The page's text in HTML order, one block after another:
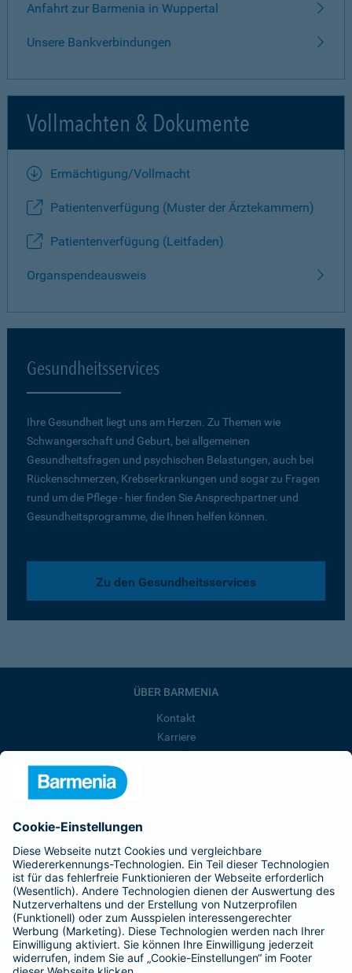
Anfahrt zur Barmenia in Wuppertal
Unsere Bankverbindungen
Vollmachten & Dokumente
Ermächtigung/Vollmacht
Patientenverfügung (Muster der Ärztekammern)
Patientenverfügung (Leitfaden)
Organspendeausweis
Gesundheitsservices
Ihre Gesundheit liegt uns am Herzen. Zu Themen wie
Schwangerschaft und Geburt, bei allgemeinen
Gesundheitsfragen und psychischen Belastungen, auch bei
Rückenschmerzen, Krebserkrankungen und sogar zu Fragen
rund um die Pflege - hier finden Sie Ansprechpartner und
Gesundheitsprogramme, die Ihnen helfen können.
Zu den Gesundheitsservices
ÜBER BARMENIA
Kontakt
Karriere
Barmenia ist Teil der BarmeniaGothaer
BELIEBTE SEITEN
Kranken-Zusatzversicherung
Tierversicherungen
Haftpflichtversicherung
Hausratversicherung